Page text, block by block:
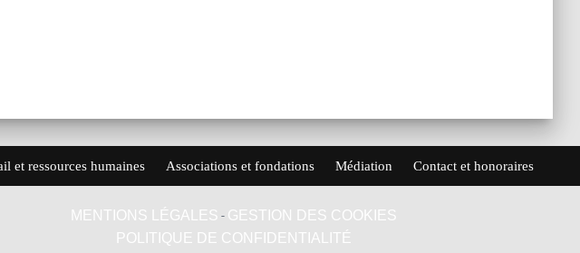
et ressources humaines Associations et fondations Médiation Contact et honoraires
MENTIONS LÉGALES - GESTION DES COOKIES
POLITIQUE DE CONFIDENTIALITÉ